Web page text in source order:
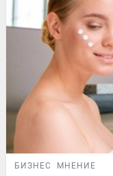
БИЗНЕС МНЕНИЕ